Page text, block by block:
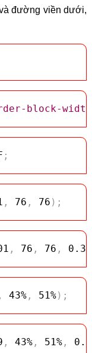
đường viền dưới,
block-width
;
, 76 , 76 ) ;
, 76 , 76 , 0.3
, 43%, 51%) ;
, 43%, 51%, 0.3